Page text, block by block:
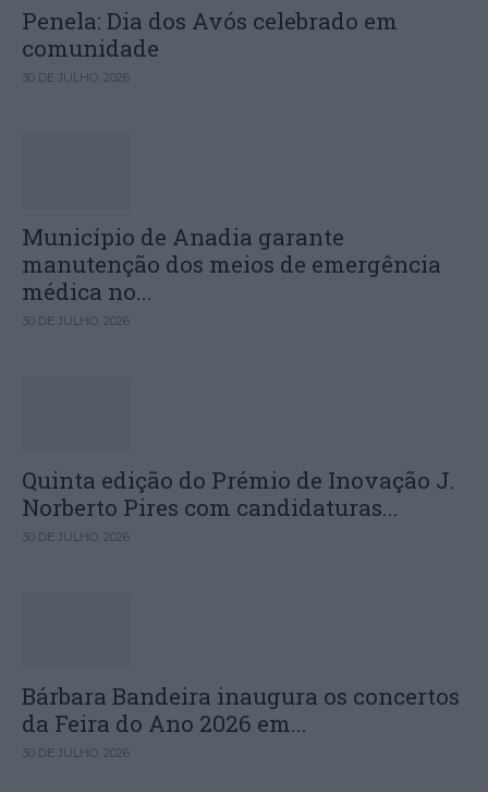
Penela: Dia dos Avós celebrado em
comunidade
30 DE JULHO, 2026
Município de Anadia garante
manutenção dos meios de emergência
médica no...
30 DE JULHO, 2026
Quinta edição do Prémio de Inovação J.
Norberto Pires com candidaturas...
30 DE JULHO, 2026
Bárbara Bandeira inaugura os concertos
da Feira do Ano 2026 em...
30 DE JULHO, 2026